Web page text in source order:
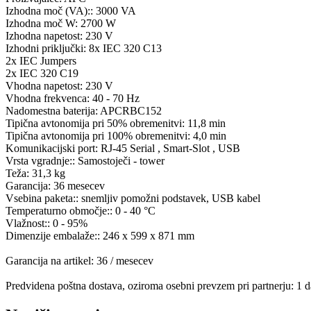
Izhodna moč (VA):: 3000 VA
Izhodna moč W: 2700 W
Izhodna napetost: 230 V
Izhodni priključki: 8x IEC 320 C13
2x IEC Jumpers
2x IEC 320 C19
Vhodna napetost: 230 V
Vhodna frekvenca: 40 - 70 Hz
Nadomestna baterija: APCRBC152
Tipična avtonomija pri 50% obremenitvi: 11,8 min
Tipična avtonomija pri 100% obremenitvi: 4,0 min
Komunikacijski port: RJ-45 Serial , Smart-Slot , USB
Vrsta vgradnje:: Samostoječi - tower
Teža: 31,3 kg
Garancija: 36 mesecev
Vsebina paketa:: snemljiv pomožni podstavek, USB kabel
Temperaturno območje:: 0 - 40 °C
Vlažnost:: 0 - 95%
Dimenzije embalaže:: 246 x 599 x 871 mm
Garancija na artikel: 36 / mesecev
Predvidena poštna dostava, oziroma osebni prevzem pri partnerju: 1